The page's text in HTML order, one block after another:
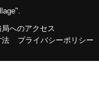
局へのアクセス
法 プライバシーポリシー